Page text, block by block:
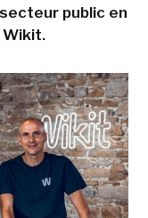
public en